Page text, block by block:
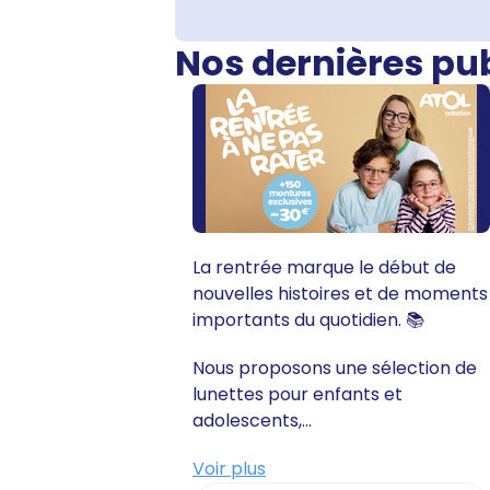
Nos dernières
La rentrée marque le début de
nouvelles histoires et de moments
importants du quotidien. 📚
Nous proposons une sélection de
lunettes pour enfants et
adolescents,...
Voir plus